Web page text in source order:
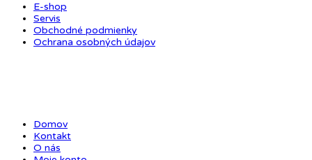
E-shop
Servis
Obchodné podmienky
Ochrana osobných údajov
Domov
Kontakt
O nás